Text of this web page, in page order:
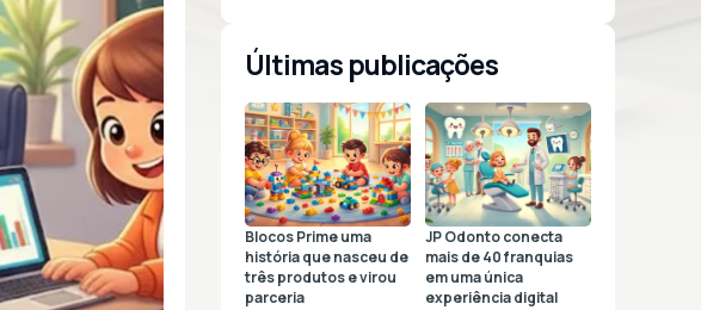
Últimas publicações
Blocos Prime uma
história que nasceu de
três produtos e virou
parceria
JP Odonto conecta
mais de 40 franquias
em uma única
experiência digital